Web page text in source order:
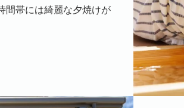
間帯には綺麗な夕焼けが